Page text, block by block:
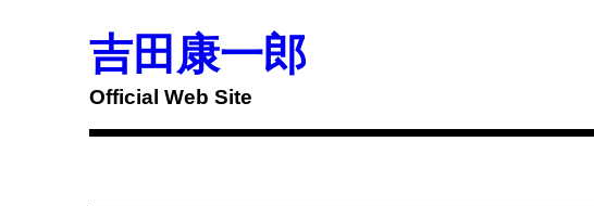
content
吉田康一郎
Official Web Site